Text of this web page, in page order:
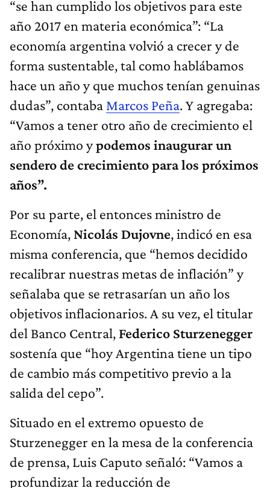
“se han cumplido los objetivos para este
año 2017 en materia económica”: “La
economía argentina volvió a crecer y de
forma sustentable, tal como hablábamos
hace un año y que muchos tenían genuinas
dudas”, contaba Marcos Peña. Y agregaba:
“Vamos a tener otro año de crecimiento el
año próximo ypodemos inaugurar un
sendero de crecimiento para los próximos
años”.
Por su parte, el entonces ministro de
Economía, Nicolás Dujovne, indicó en esa
misma conferencia, que “hemos decidido
recalibrar nuestras metas de inflación” y
señalaba que se retrasarían un año los
objetivos inflacionarios. A su vez, el titular
del Banco Central, Federico Sturzenegger
sostenía que “hoy Argentina tiene un tipo
de cambio más competitivo previo a la
salida del cepo”.
Situado en el extremo opuesto de
Sturzenegger en la mesa de la conferencia
de prensa, Luis Caputo señaló: “Vamos a
profundizar la reducción de